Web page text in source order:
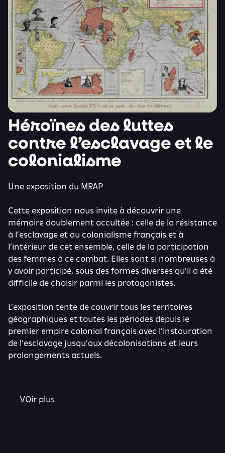
Héroïnes des luttes
contre l’esclavage et le
colonialisme
Une exposition du MRAP
Cette exposition nous invite à découvrir une
mémoire doublement occultée : celle de la résistance
à l’esclavage et au colonialisme français et à
l’intérieur de cet ensemble, celle de la participation
des femmes à ce combat. Elles sont si nombreuses à
y avoir participé, sous des formes diverses qu’il a été
difficile de choisir parmi les protagonistes.
L’exposition tente de couvrir tous les territoires
géographiques et toutes les périodes depuis le
premier empire colonial français avec l’instauration
de l’esclavage jusqu’aux décolonisations et leurs
prolongements actuels.
VOir plus